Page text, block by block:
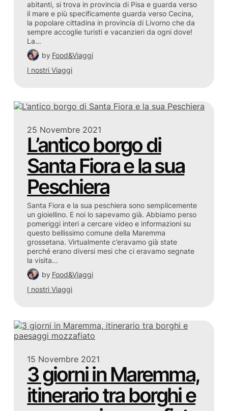
abitanti, si trova in provincia di Pisa e guarda verso
il mare e più specificamente guarda verso Cecina,
la popolare cittadina in provincia di Livorno che da
sempre accoglie turisti e vacanzieri da ogni dove!
La…
by Food&Viaggi
I nostri Viaggi
25 Novembre 2021
L’antico borgo di
Santa Fiora e la sua
Peschiera
Santa Fiora e la sua peschiera sono semplicemente
un gioiellino. E noi lo sapevamo già. Abbiamo perso
pomeriggi interi a cercare video e informazioni su
questo bellissimo comune della Maremma
grossetana. Virtualmente c’eravamo già state
perché erano diversi mesi che ci eravamo segnate
la visita…
by Food&Viaggi
I nostri Viaggi
15 Novembre 2021
3 giorni in Maremma,
itinerario tra borghi e